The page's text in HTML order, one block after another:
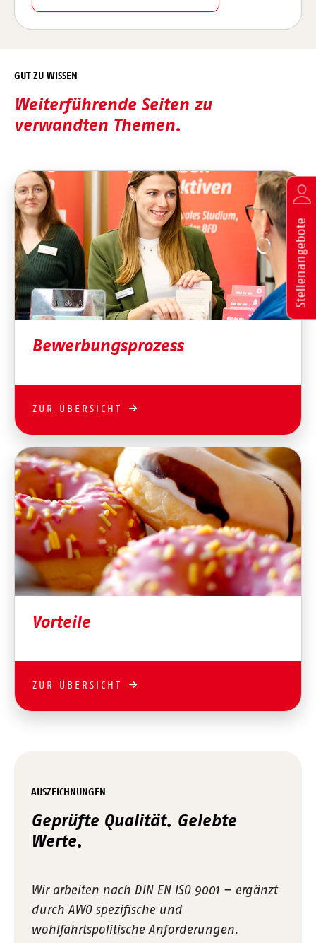
Stellenangebote
GUT ZU WISSEN
Weiterführende Seiten zu
verwandten Themen.
Bewerbungsprozess
ZUR ÜBERSICHT
Vorteile
ZUR ÜBERSICHT
AUSZEICHNUNGEN
Geprüfte Qualität. Gelebte
Werte.
Wir arbeiten nach DIN EN ISO 9001 – ergänzt
durch AWO spezifische und
wohlfahrtspolitische Anforderungen.